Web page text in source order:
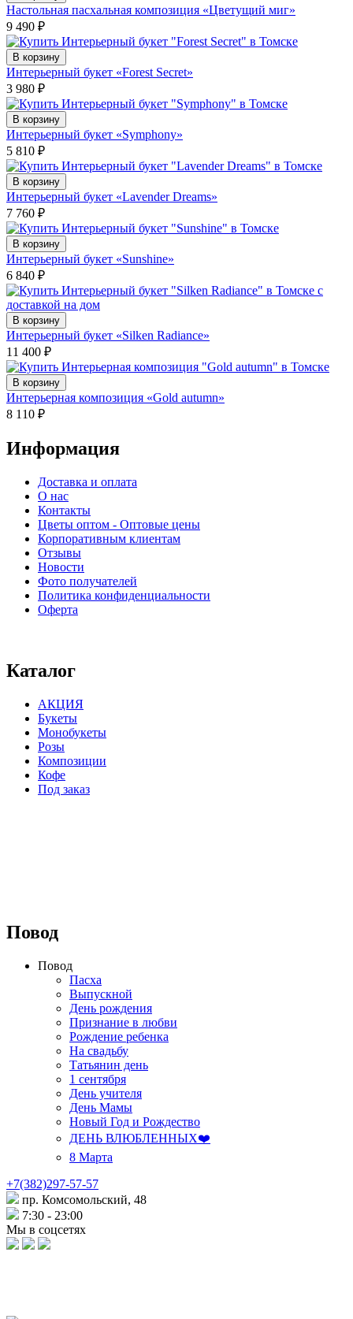
Настольная пасхальная композиция «Цветущий миг»
9 490 ₽
В корзину
Интерьерный букет «Forest Secret»
3 980 ₽
В корзину
Интерьерный букет «Symphony»
5 810 ₽
В корзину
Интерьерный букет «Lavender Dreams»
7 760 ₽
В корзину
Интерьерный букет «Sunshine»
6 840 ₽
В корзину
Интерьерный букет «Silken Radiance»
11 400 ₽
В корзину
Интерьерная композиция «Gold autumn»
8 110 ₽
Информация
Доставка и оплата
О нас
Контакты
Цветы оптом - Оптовые цены
Корпоративным клиентам
Отзывы
Новости
Фото получателей
Политика конфиденциальности
Оферта
Каталог
АКЦИЯ
Букеты
Монобукеты
Розы
Композиции
Кофе
Под заказ
Повод
Повод
Пасха
Выпускной
День рождения
Признание в любви
Рождение ребенка
На свадьбу
Татьянин день
1 сентября
День учителя
День Мамы
Новый Год и Рождество
ДЕНЬ ВЛЮБЛЕННЫХ❤️
8 Марта
+7(382)297-57-57
пр. Комсомольский, 48
7:30 - 23:00
Мы в соцсетях